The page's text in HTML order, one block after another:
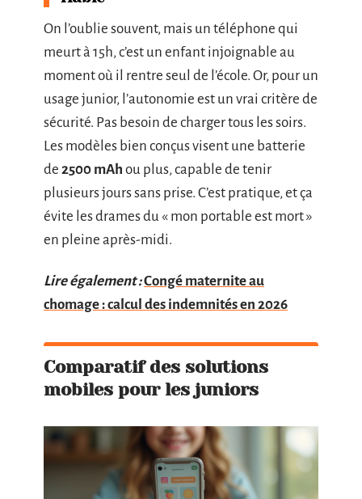
On l’oublie souvent, mais un téléphone qui
meurt à 15h, c’est un enfant injoignable au
moment où il rentre seul de l’école. Or, pour un
usage junior, l’autonomie est un vrai critère de
sécurité. Pas besoin de charger tous les soirs.
Les modèles bien conçus visent une batterie
de 2500 mAh ou plus, capable de tenir
plusieurs jours sans prise. C’est pratique, et ça
évite les drames du « mon portable est mort »
en pleine après-midi.
Lire également :Congé maternite au
chomage : calcul des indemnités en 2026
Comparatif des solutions
mobiles pour les juniors